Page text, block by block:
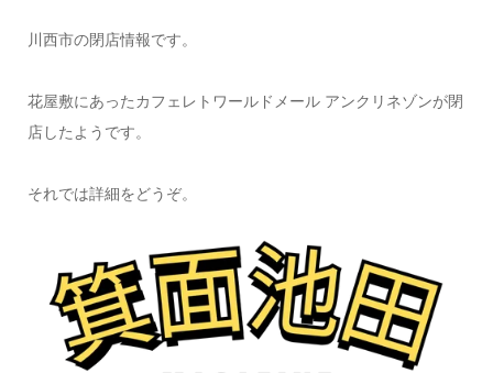
川西市の閉店情報です。
花屋敷にあったカフェレトワールドメール アンクリネゾンが閉
店したようです。
それでは詳細をどうぞ。